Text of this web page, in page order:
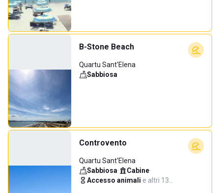
B-Stone Beach
Quartu Sant'Elena
Sabbiosa
Controvento
Quartu Sant'Elena
Sabbiosa· Cabine·
Accesso animali·e altri 13…